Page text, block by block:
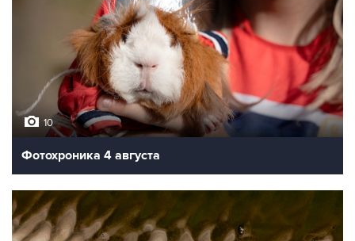
10
Фотохроника 4 августа